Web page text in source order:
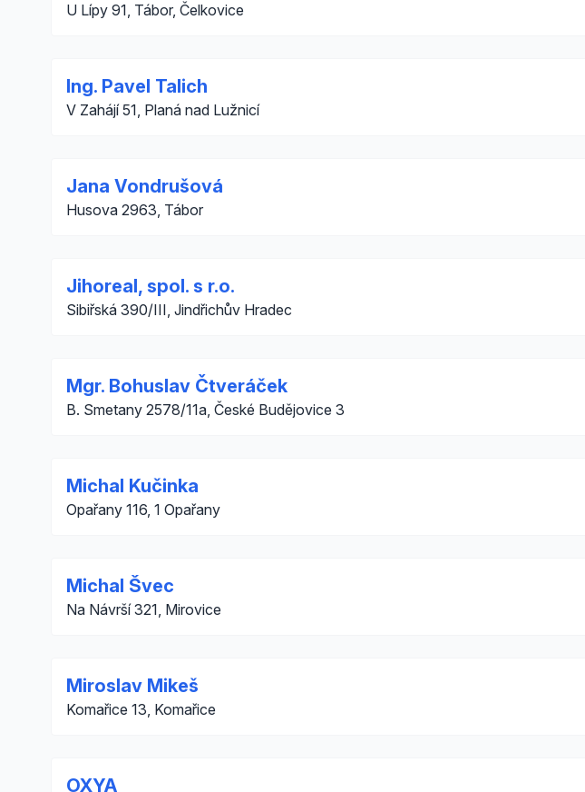
U Lípy 91, Tábor, Čelkovice
Ing. Pavel Talich
V Zahájí 51, Planá nad Lužnicí
Jana Vondrušová
Husova 2963, Tábor
Jihoreal, spol. s r.o.
Sibiřská 390/III, Jindřichův Hradec
Mgr. Bohuslav Čtveráček
B. Smetany 2578/11a, České Budějovice 3
Michal Kučinka
Opařany 116, 1 Opařany
Michal Švec
Na Návrší 321, Mirovice
Miroslav Mikeš
Komařice 13, Komařice
OXYA